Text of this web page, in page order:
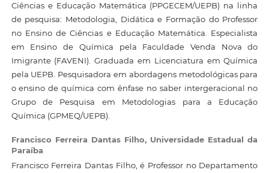
Ciências e Educação Matemática (PPGECEM/UEPB) na linha
de pesquisa: Metodologia, Didática e Formação do Professor
no Ensino de Ciências e Educação Matemática. Especialista
em Ensino de Química pela Faculdade Venda Nova do
Imigrante (FAVENI). Graduada em Licenciatura em Química
pela UEPB. Pesquisadora em abordagens metodológicas para
o ensino de química com ênfase no saber intergeracional no
Grupo de Pesquisa em Metodologias para a Educação
Química (GPMEQ/UEPB).
Francisco Ferreira Dantas Filho, Universidade Estadual da
Paraíba
Francisco Ferreira Dantas Filho, é Professor no Departamento